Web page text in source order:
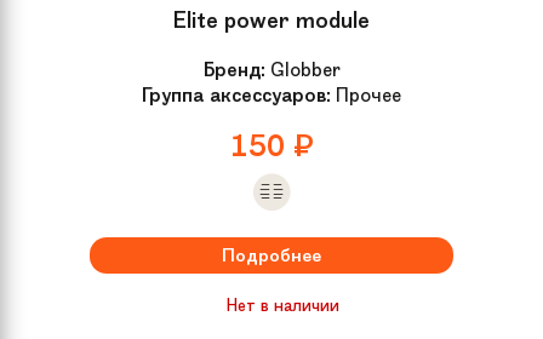
Elite power module
Бренд: Globber
Группа аксессуаров: Прочее
150 ₽
Подробнее
Нет в наличии